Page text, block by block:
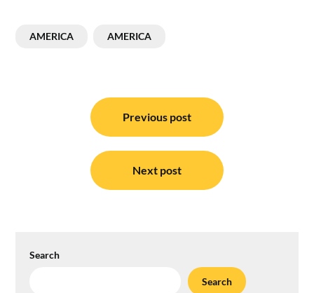
AMERICA AMERICA
navigation
Previous post
Next post
Search
Search